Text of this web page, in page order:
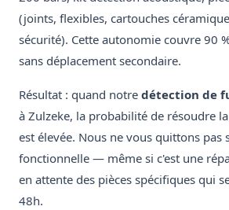
(joints, flexibles, cartouches
sécurité). Cette autonomie couvre 90
sans déplacement secondaire.
Résultat : quand notre détection de
à Zulzeke, la probabilité de résoudre
est élevée. Nous ne vous quittons pas
fonctionnelle — même si c'est une
en attente des pièces spécifiques qui
48h.